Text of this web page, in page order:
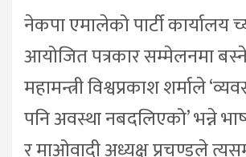
नेकपा एमालेको पार्टी कार्यालय
आयोजित पत्रकार सम्मेलनमा
महामन्त्री विश्वप्रकाश शर्माले
पनि अवस्था नबदलिएको’ भन्ने